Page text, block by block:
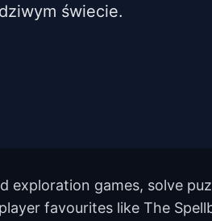
świecie.
games, solve
favourites like The